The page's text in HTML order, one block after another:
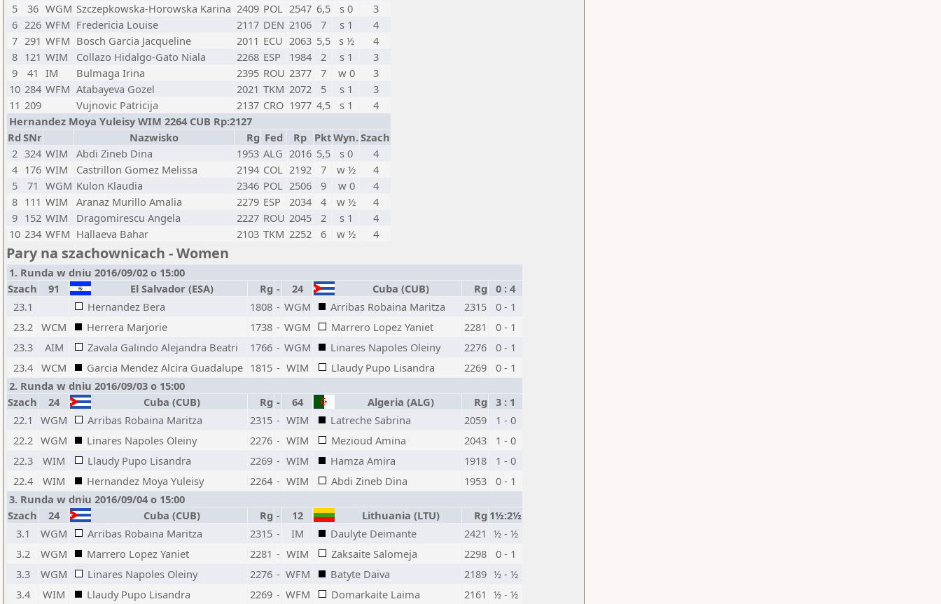
5
36 WGM Szczepkowska-Horowska Karina 2409 POL 2547 6,5 s 0
3
6 226 WFM Fredericia Louise 2117 DEN 2106 7 s 1
4
7 291 WFM Bosch Garcia Jacqueline 2011 ECU 2063 5,5 s ½
4
8 121 WIM Collazo Hidalgo-Gato Niala 2268 ESP 1984 2 s 1
3
9
41 IM Bulmaga Irina 2395 ROU 2377 7 w 0
3
10 284 WFM Atabayeva Gozel 2021 TKM 2072 5 s 1
3
11 209 Vujnovic Patricija 2137 CRO 1977 4,5 s 1
4
Hernandez Moya Yuleisy WIM 2264 CUB Rp:2127
Rd SNr Nazwisko Rg Fed Rp PktWyn.Szach
2 324 WIM Abdi Zineb Dina 1953 ALG 2016 5,5 s 0
4
4 176 WIM Castrillon Gomez Melissa 2194 COL 2192 7 w ½
4
5
71 WGM Kulon Klaudia 2346 POL 2506 9 w 0
4
8 111 WIM Aranaz Murillo Amalia 2279 ESP 2034 4 w ½
4
9 152 WIM Dragomirescu Angela 2227 ROU 2045 2 s 1
4
10 234 WFM Hallaeva Bahar 2103 TKM 2252 6 w ½ 4
Pary na szachownicach - Women
1. Runda w dniu 2016/09/02 o 15:00
Szach
91 El Salvador (ESA) Rg - 24 Cuba (CUB) Rg
0 : 4
23.1
Hernandez Bera 1808 - WGM Arribas Robaina Maritza 2315
0 - 1
23.2
WCM Herrera Marjorie 1738 - WGM Marrero Lopez Yaniet 2281
0 - 1
23.3
AIM Zavala Galindo Alejandra Beatri 1766 - WGM Linares Napoles Oleiny 2276
0 - 1
23.4
WCM Garcia Mendez Alcira Guadalupe 1815 - WIM Llaudy Pupo Lisandra 2269
0 - 1
2. Runda w dniu 2016/09/03 o 15:00
Szach
24 Cuba (CUB) Rg - 64 Algeria (ALG) Rg
3 : 1
22.1
WGM Arribas Robaina Maritza 2315 - WIM Latreche Sabrina 2059
1 - 0
22.2 WGM Linares Napoles Oleiny 2276 - WIM Mezioud Amina 2043
1 - 0
22.3
WIM Llaudy Pupo Lisandra 2269 - WIM Hamza Amira 1918
1 - 0
22.4
WIM Hernandez Moya Yuleisy 2264 - WIM Abdi Zineb Dina 1953
0 - 1
3. Runda w dniu 2016/09/04 o 15:00
Szach
24 Cuba (CUB) Rg - 12 Lithuania (LTU) Rg 1½:2½
3.1
WGM Arribas Robaina Maritza 2315 - IM Daulyte Deimante 2421 ½ - ½
3.2
WGM Marrero Lopez Yaniet 2281 - WIM Zaksaite Salomeja 2298
0 - 1
3.3
WGM Linares Napoles Oleiny 2276 - WFM Batyte Daiva 2189 ½ - ½
3.4
WIM Llaudy Pupo Lisandra 2269 - WFM Domarkaite Laima 2161 ½ - ½